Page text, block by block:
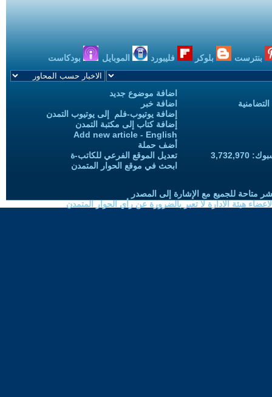
بنترست بلوكر فليبورد الموبايل بودكاست
اضافة موضوع جديد
اضافة خبر
إضافة يوتيوب-فلم إلى يوتيوب التمدن
إضافة كتاب إلى مكتبة التمدن
Add new article - English
أضف حملة
تعديل الموقع الفرعي للكاتب-ة
ابحث في موقع الحوار المتمدن
متاحة للجميع مع الإشارة إلى المصدر
هيئة الادارة لا تعبر بالضرورة عن رأي الحوار المتمدن